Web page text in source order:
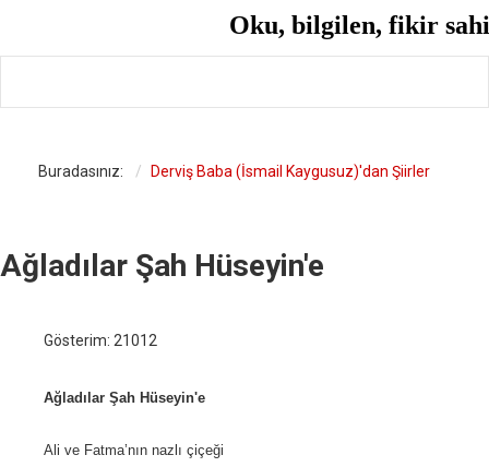
Oku, bilgilen, fikir
Buradasınız: Derviş Baba (İsmail Kaygusuz)'dan Şiirler
Ağladılar Şah Hüseyin'e
Gösterim: 21012
Ağladılar Şah Hüseyin'e
Ali ve Fatma’nın nazlı çiçeği